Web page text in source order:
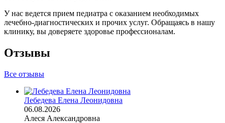
У нас ведется прием педиатра с оказанием необходимых
лечебно-диагностических и прочих услуг. Обращаясь в нашу
клинику, вы доверяете здоровье профессионалам.
Отзывы
Все отзывы
Лебедева Елена Леонидовна
06.08.2026
Алеся Александровна